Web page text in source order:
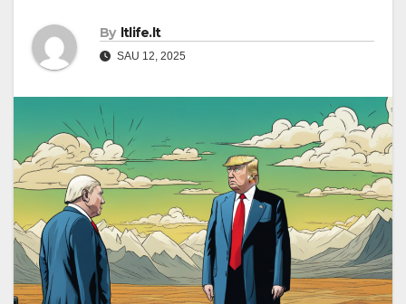
By ltlife.lt
SAU 12, 2025